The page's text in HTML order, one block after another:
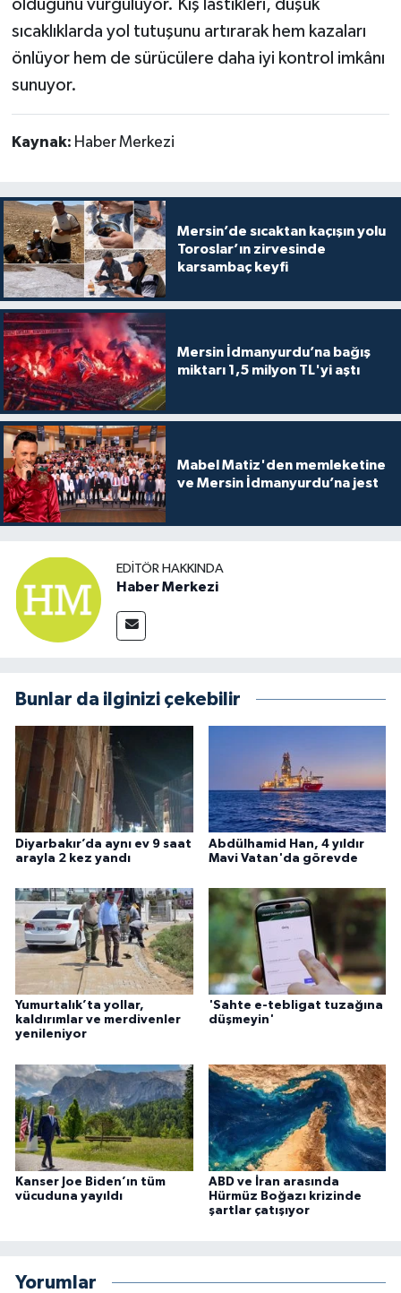
olduğunu vurguluyor. Kış lastikleri, düşük
sıcaklıklarda yol tutuşunu artırarak hem kazaları
önlüyor hem de sürücülere daha iyi kontrol imkânı
sunuyor.
Kaynak: Haber Merkezi
Mersin’de sıcaktan kaçışın yolu
Toroslar’ın zirvesinde
karsambaç keyfi
Mersin İdmanyurdu’na bağış
miktarı 1,5 milyon TL'yi aştı
Mabel Matiz'den memleketine
ve Mersin İdmanyurdu’na jest
EDITÖR HAKKINDA
Haber Merkezi
Bunlar da ilginizi çekebilir
Diyarbakır’da aynı ev 9 saat
arayla 2 kez yandı
Abdülhamid Han, 4 yıldır
Mavi Vatan'da görevde
Yumurtalık’ta yollar,
kaldırımlar ve merdivenler
yenileniyor
'Sahte e-tebligat tuzağına
düşmeyin'
Kanser Joe Biden’ın tüm
vücuduna yayıldı
ABD ve İran arasında
Hürmüz Boğazı krizinde
şartlar çatışıyor
Yorumlar